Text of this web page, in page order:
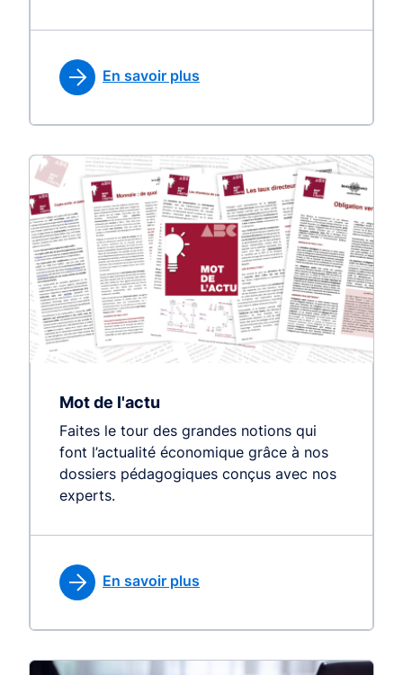
En savoir plus
Mot de l'actu
Faites le tour des grandes notions qui
font l’actualité économique grâce à nos
dossiers pédagogiques conçus avec nos
experts.
En savoir plus